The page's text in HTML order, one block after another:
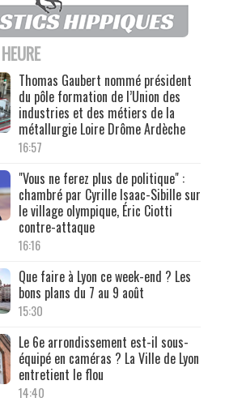
Thomas Gaubert nommé président
du pôle formation de l’Union des
industries et des métiers de la
métallurgie Loire Drôme Ardèche
16:57
"Vous ne ferez plus de politique" :
chambré par Cyrille Isaac-Sibille sur
le village olympique, Éric Ciotti
contre-attaque
16:16
Que faire à Lyon ce week-end ? Les
bons plans du 7 au 9 août
15:30
Le 6e arrondissement est-il sous-
équipé en caméras ? La Ville de Lyon
entretient le flou
14:40